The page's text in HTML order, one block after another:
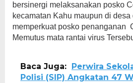
bersinergi melaksanakan posko
kecamatan Kahu maupun di
memperkuat posko penanganan
Memutus mata rantai virus
Baca Juga:
Perwira
Polisi (SIP) Angkatan 47